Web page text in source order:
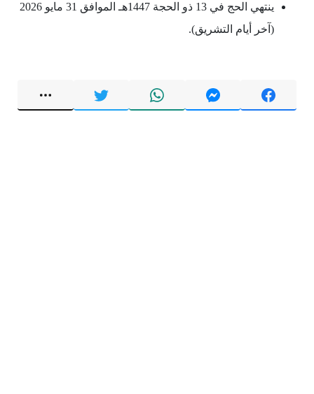
ينتهي الحج في 13 ذو الحجة 1447هـ الموافق 31 مايو 2026
(آخر أيام التشريق).